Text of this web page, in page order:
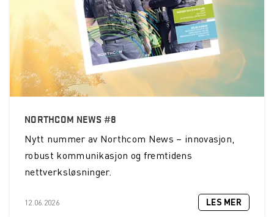
NORTHCOM NEWS #8
Nytt nummer av Northcom News – innovasjon,
robust kommunikasjon og fremtidens
nettverksløsninger.
12.06.2026 LES MER